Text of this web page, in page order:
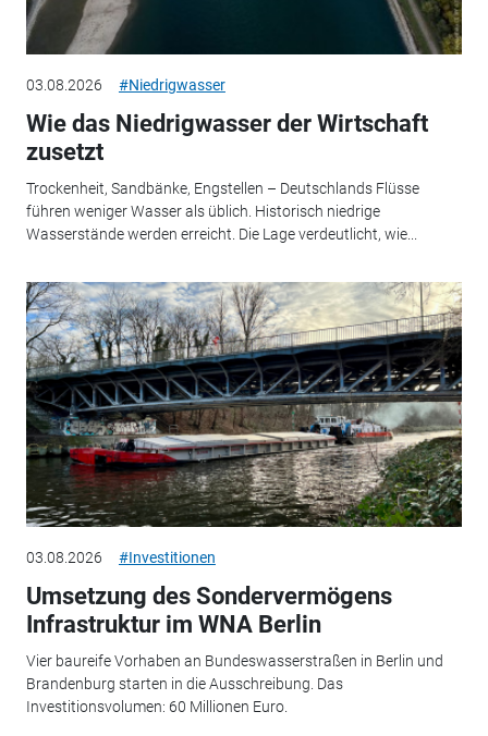
03.08.2026 #Niedrigwasser
Wie das Niedrigwasser der Wirtschaft
zusetzt
Trockenheit, Sandbänke, Engstellen – Deutschlands Flüsse
führen weniger Wasser als üblich. Historisch niedrige
Wasserstände werden erreicht. Die Lage verdeutlicht, wie...
03.08.2026 #Investitionen
Umsetzung des Sondervermögens
Infrastruktur im WNA Berlin
Vier baureife Vorhaben an Bundeswasserstraßen in Berlin und
Brandenburg starten in die Ausschreibung. Das
Investitionsvolumen: 60 Millionen Euro.